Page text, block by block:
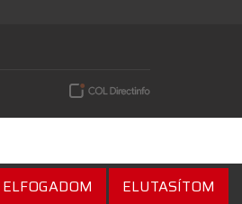
ELFOGADOM ELUTASÍTOM